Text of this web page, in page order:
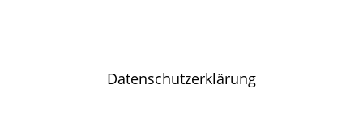
Datenschutzerklärung